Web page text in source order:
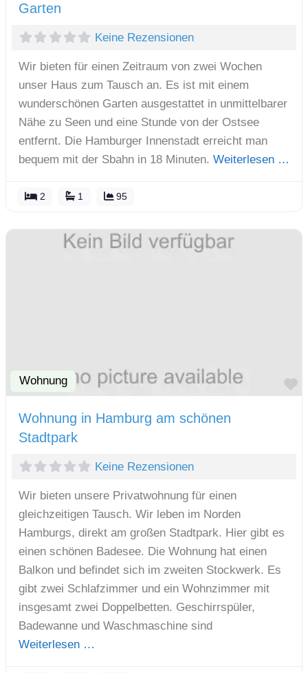
Garten
Keine Rezensionen
Wir bieten für einen Zeitraum von zwei Wochen
unser Haus zum Tausch an. Es ist mit einem
wunderschönen Garten ausgestattet in unmittelbarer
Nähe zu Seen und eine Stunde von der Ostsee
entfernt. Die Hamburger Innenstadt erreicht man
bequem mit der Sbahn in 18 Minuten. Weiterlesen …
2 1 95
Wohnung
Wohnung in Hamburg am schönen
Stadtpark
Keine Rezensionen
Wir bieten unsere Privatwohnung für einen
gleichzeitigen Tausch. Wir leben im Norden
Hamburgs, direkt am großen Stadtpark. Hier gibt es
einen schönen Badesee. Die Wohnung hat einen
Balkon und befindet sich im zweiten Stockwerk. Es
gibt zwei Schlafzimmer und ein Wohnzimmer mit
insgesamt zwei Doppelbetten. Geschirrspüler,
Badewanne und Waschmaschine sind
Weiterlesen …